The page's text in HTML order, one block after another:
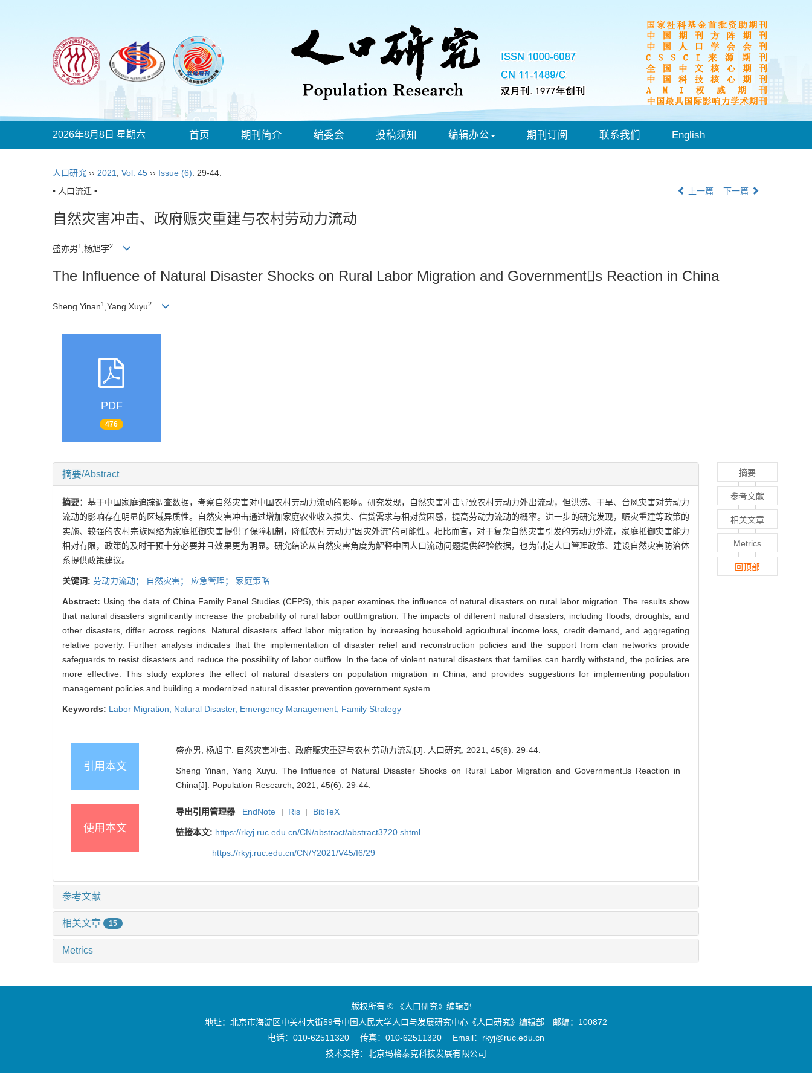
2026年8月8日 星期六 首页 期刊简介 编委会 投稿须知 编辑办公 期刊订阅 联系我们 English
人口研究 ›› 2021 Vol. 45 ›› Issue (6): 29-44.
• 人口流迁 •
上一篇 下一篇
自然灾害冲击、政府赈灾重建与农村劳动力流动
盛亦男1 ,杨旭宇2
The Influence of Natural Disaster Shocks on Rural Labor Migration and Governments Reaction in China
Sheng Yinan1 ,Yang Xuyu2
PDF
476
摘要/Abstract
摘要：基于中国家庭追踪调查数据，考察自然灾害对中国农村劳动力流动的影响。研究发现，自然灾害冲击导致农村劳动力外出流动，但洪涝、干旱、台风灾害对劳动力
流动的影响存在明显的区域异质性。自然灾害冲击通过增加家庭农业收入损失、信贷需求与相对贫困感，提高劳动力流动的概率。进一步的研究发现，赈灾重建等政策的
实施、较强的农村宗族网络为家庭抵御灾害提供了保障机制，降低农村劳动力“因灾外流”的可能性。相比而言，对于复杂自然灾害引发的劳动力外流，家庭抵御灾害能力
相对有限，政策的及时干预十分必要并且效果更为明显。研究结论从自然灾害角度为解释中国人口流动问题提供经验依据，也为制定人口管理政策、建设自然灾害防治体
系提供政策建议。
关键词: 劳动力流动； 自然灾害； 应急管理； 家庭策略
Abstract: Using the data of China Family Panel Studies (CFPS), this paper examines the influence of natural disasters on rural labor migration. The results show
that natural disasters significantly increase the probability of rural labor outmigration. The impacts of different natural disasters, including floods, droughts, and
other disasters, differ across regions. Natural disasters affect labor migration by increasing household agricultural income loss, credit demand, and aggregating
relative poverty. Further analysis indicates that the implementation of disaster relief and reconstruction policies and the support from clan networks provide
safeguards to resist disasters and reduce the possibility of labor outflow. In the face of violent natural disasters that families can hardly withstand, the policies are
more effective. This study explores the effect of natural disasters on population migration in China, and provides suggestions for implementing population
management policies and building a modernized natural disaster prevention government system.
Keywords: Labor Migration, Natural Disaster, Emergency Management, Family Strategy
引用本文
盛亦男, 杨旭宇. 自然灾害冲击、政府赈灾重建与农村劳动力流动[J]. 人口研究, 2021, 45(6): 29-44.
Sheng Yinan, Yang Xuyu. The Influence of Natural Disaster Shocks on Rural Labor Migration and Governments Reaction in
China[J]. Population Research, 2021, 45(6): 29-44.
使用本文
导出引用管理器 EndNote | Ris | BibTeX
链接本文: https://rkyj.ruc.edu.cn/CN/abstract/abstract3720.shtml
https://rkyj.ruc.edu.cn/CN/Y2021/V45/I6/29
参考文献
相关文章 15
Metrics
摘要
参考文献
相关文章
Metrics
回顶部
版权所有 © 《人口研究》编辑部
地址：北京市海淀区中关村大街59号中国人民大学人口与发展研究中心《人口研究》编辑部 邮编：100872
电话：010-62511320 传真：010-62511320 Email：rkyj@ruc.edu.cn
技术支持： 北京玛格泰克科技发展有限公司